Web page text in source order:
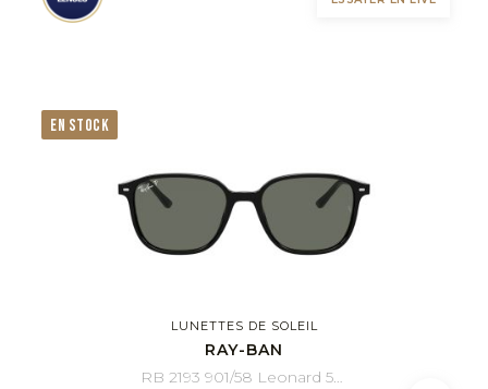
EN STOCK
LUNETTES DE SOLEIL
RAY-BAN
RB 2193 901/58 Leonard 53/18